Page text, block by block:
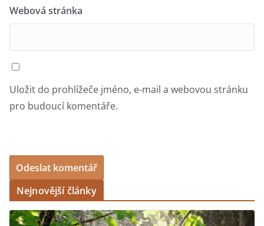
Webová stránka
Uložit do prohlížeče jméno, e-mail a webovou stránku
pro budoucí komentáře.
Nejnovější články